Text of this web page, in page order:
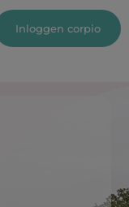
Inloggen corpio